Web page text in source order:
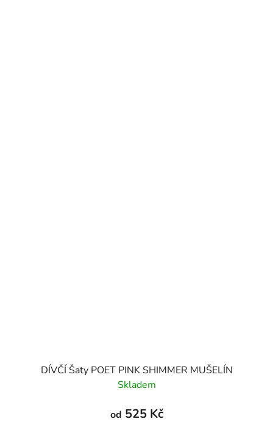
DÍVČÍ Šaty POET PINK SHIMMER MUŠELÍN
Skladem
od 525 Kč